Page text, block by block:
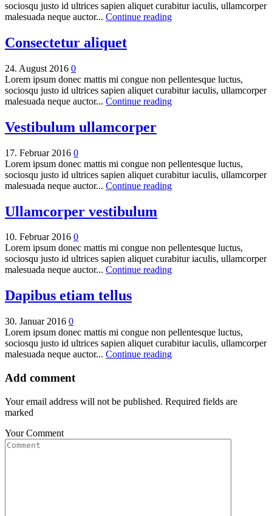
sociosqu justo id ultrices sapien aliquet curabitur iaculis, ullamcorper
malesuada neque auctor... Continue reading
Consectetur aliquet
24. August 2016 0
Lorem ipsum donec mattis mi congue non pellentesque luctus,
sociosqu justo id ultrices sapien aliquet curabitur iaculis, ullamcorper
malesuada neque auctor... Continue reading
Vestibulum ullamcorper
17. Februar 2016 0
Lorem ipsum donec mattis mi congue non pellentesque luctus,
sociosqu justo id ultrices sapien aliquet curabitur iaculis, ullamcorper
malesuada neque auctor... Continue reading
Ullamcorper vestibulum
10. Februar 2016 0
Lorem ipsum donec mattis mi congue non pellentesque luctus,
sociosqu justo id ultrices sapien aliquet curabitur iaculis, ullamcorper
malesuada neque auctor... Continue reading
Dapibus etiam tellus
30. Januar 2016 0
Lorem ipsum donec mattis mi congue non pellentesque luctus,
sociosqu justo id ultrices sapien aliquet curabitur iaculis, ullamcorper
malesuada neque auctor... Continue reading
Add comment
Your email address will not be published. Required fields are
marked
Your Comment